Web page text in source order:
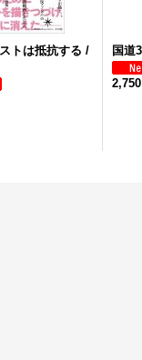
トは抵抗する /
国道